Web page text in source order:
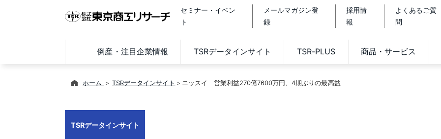
セミナー・イベン
ト
メールマガジン登
録
採用情
報
よくあるご質
問
倒産・注目企業情報 TSRデータインサイト TSR-PLUS 商品・サービス
ホーム TSRデータインサイト ニッスイ 営業利益270億7600万円、4期ぶりの最高益
TSRデータインサイト